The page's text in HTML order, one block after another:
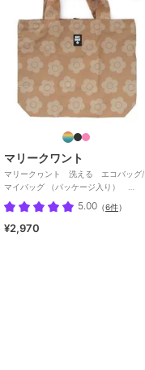
マリークワント
マリークヮント 洗える エコバッグ/
マイバッグ （パッケージ入り）
【MARY QUANT】
5.00 （6件）
¥2,970